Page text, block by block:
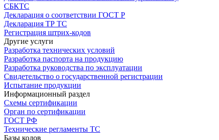
СБКТС
Декларация о соответствии ГОСТ Р
Декларация ТР ТС
Регистрация штрих-кодов
Другие услуги
Разработка технических условий
Разработка паспорта на продукцию
Разработка руководства по эксплуатации
Свидетельство о государственной регистрации
Испытание продукции
Информационный раздел
Схемы сертификации
Орган по сертификации
ГОСТ РФ
Технические регламенты ТС
Базы кодов